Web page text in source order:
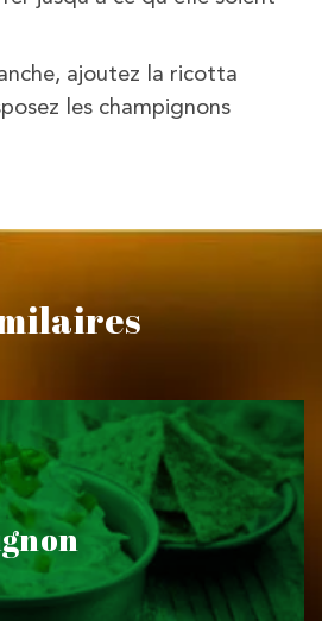
ajoutez la ricotta
les champignons